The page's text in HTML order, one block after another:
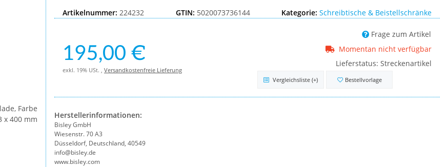
Artikelnummer: 224232 GTIN: 5020073736144 Kategorie: Schreibtische & Beistellschränke
195,00 €
exkl. 19% USt. , Versandkostenfreie Lieferung
Frage zum Artikel
Momentan nicht verfügbar
Lieferstatus: Streckenartikel
Vergleichsliste (+) Bestellvorlage
Herstellerinformationen:
Bisley GmbH
Wiesenstr. 70 A3
Düsseldorf, Deutschland, 40549
info@bisley.de
www.bisley.com